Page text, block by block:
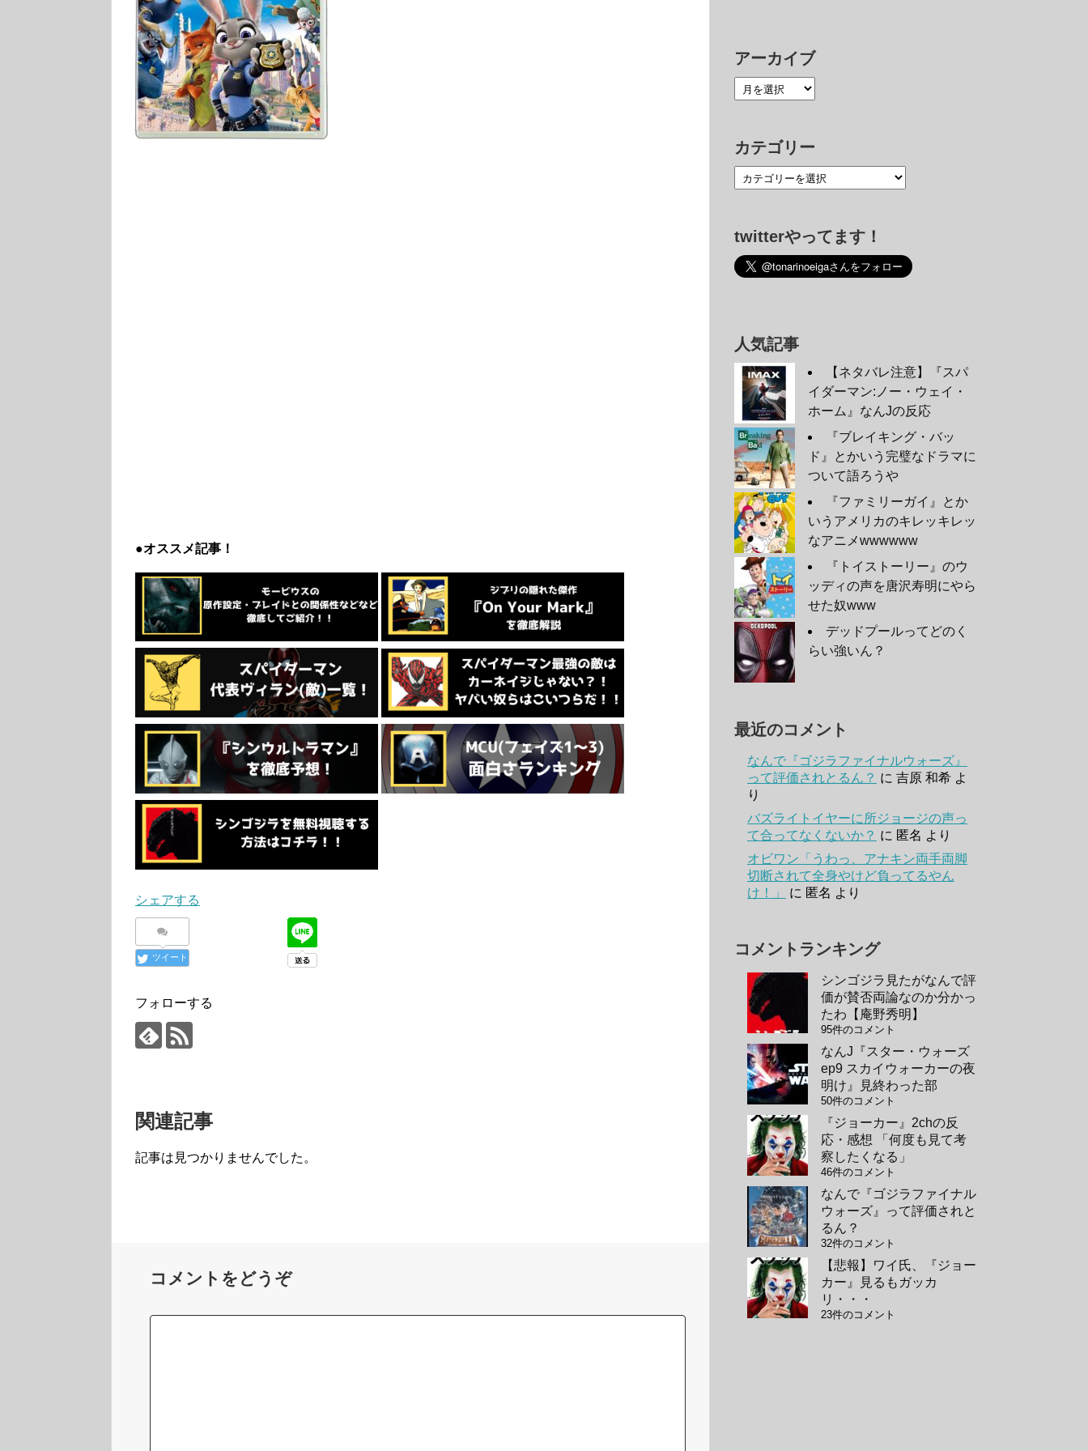
●オススメ記事！
シェアする
ツイート
フォローする
関連記事
記事は見つかりませんでした。
コメントをどうぞ
アーカイブ
カテゴリー
twitterやってます！
人気記事
【ネタバレ注意】『スパ
イダーマン:ノー・ウェイ・
ホーム』なんJの反応
『ブレイキング・バッ
ド』とかいう完璧なドラマに
ついて語ろうや
『ファミリーガイ』とか
いうアメリカのキレッキレッ
なアニメwwwwww
『トイストーリー』のウ
ッディの声を唐沢寿明にやら
せた奴www
デッドプールってどのく
らい強いん？
最近のコメント
なんで『ゴジラファイナルウォーズ』
って評価されとるん？ に 吉原 和希 よ
り
バズライトイヤーに所ジョージの声っ
て合ってなくないか？ に 匿名 より
オビワン「うわっ、アナキン両手両脚
切断されて全身やけど負ってるやん
け！」
に 匿名 より
コメントランキング
シンゴジラ見たがなんで評
価が賛否両論なのか分かっ
たわ【庵野秀明】
95件のコメント
なんJ『スター・ウォーズ
ep9 スカイウォーカーの夜
明け』見終わった部
50件のコメント
『ジョーカー』2chの反
応・感想 「何度も見て考
察したくなる」
46件のコメント
なんで『ゴジラファイナル
ウォーズ』って評価されと
るん？
32件のコメント
【悲報】ワイ氏、『ジョー
カー』見るもガッカ
リ・・・
23件のコメント